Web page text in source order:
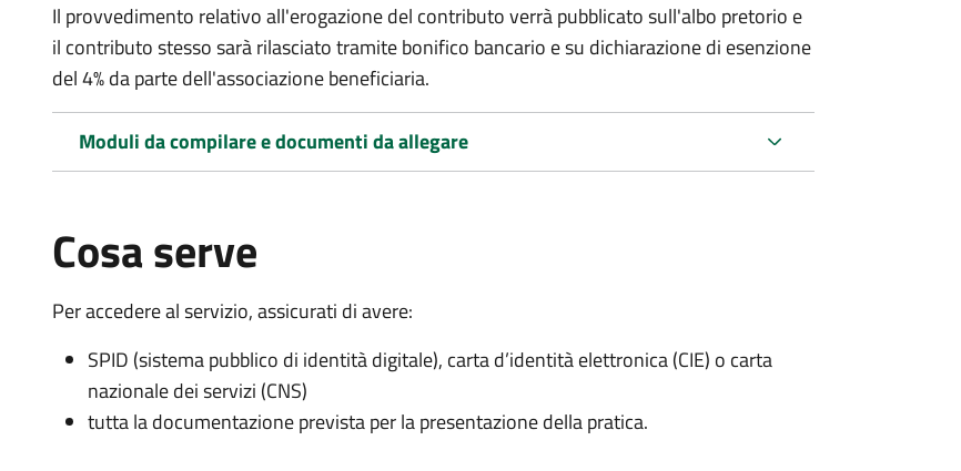
Il provvedimento relativo all'erogazione del contributo verrà pubblicatosull'albo pretorio e
il contributo stesso sarà rilasciato tramite bonifico bancario e su dichiarazione di esenzione
del 4% da parte dell'associazione beneficiaria.
Moduli da compilare e documenti da allegare
Cosa serve
Per accedere al servizio, assicurati di avere:
SPID (sistema pubblico di identità digitale), carta d’identità elettronica (CIE) o carta
nazionale dei servizi (CNS)
tutta la documentazione prevista per la presentazione della pratica.